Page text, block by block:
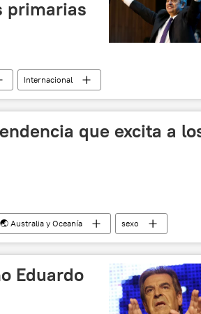
primarias
Internacional
noticias
que excita a
🌏 Australia y Oceanía
sexo
Asia noticias
Eduardo